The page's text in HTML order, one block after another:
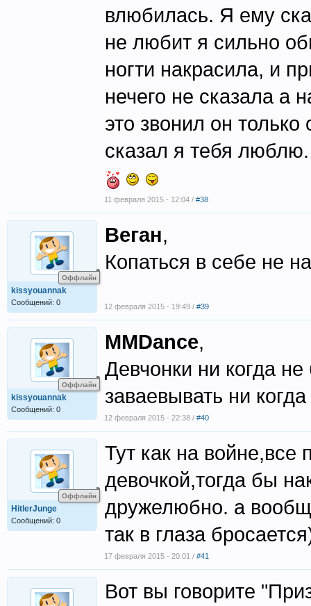
влюбилась. Я ему
не любит я сильно
ногти накрасила, и
нечего не сказала а
это звонил он
сказал я тебя
11 февраля 2015 - 12:04 / #38
Оффлайн
kissyouannak
Сообщений: 0
Веган,
Копаться в себе не
12 февраля 2015 - 19:49 / #39
Оффлайн
kissyouannak
Сообщений: 0
MMDance,
Девчонки ни когда
заваевывать ни
12 февраля 2015 - 22:38 / #40
Оффлайн
HitlerJunge
Сообщений: 0
Тут как на
девочкой,тогда бы
дружелюбно. а
так в глаза
17 февраля 2015 - 20:01 / #41
Вот вы говорите